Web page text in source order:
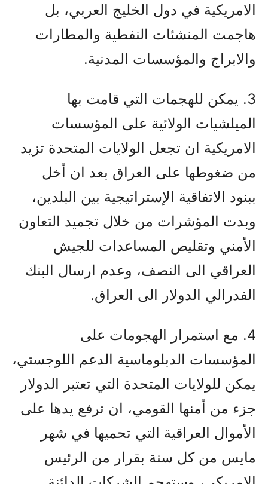
الامريكية في دول الخليج العربي، بل
هاجمت المنشئات النفطية والمطارات
والابراج والمؤسسات المدنية.
3. يمكن للهجمات التي قامت بها
الميلشيات الولائية على المؤسسات
الامريكية ان تجعل الولايات المتحدة تزيد
من ضغوطها على العراق بعد ان أخل
ببنود الاتفاقية الإستراتيجية بين البلدين،
وبدت المؤشرات من خلال تجميد التعاون
الأمني وتقليص المساعدات للجيش
العراقي الى النصف، وعدم ارسال البنك
الفدرالي الدولار الى العراق.
4. مع استمرار الهجومات على
المؤسسات الدبلوماسية الدعم اللوجستي،
يمكن للولايات المتحدة التي تعتبر الدولار
جزء من أمنها القومي، ان ترفع يدها على
الأموال العراقية التي تحميها في شهر
مايس من كل سنة بقرار من الرئيس